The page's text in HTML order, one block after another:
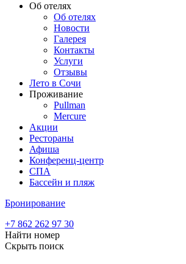
Об отелях
Об отелях
Новости
Галерея
Контакты
Услуги
Отзывы
Лето в Сочи
Проживание
Pullman
Mercure
Акции
Рестораны
Афиша
Конференц-центр
СПА
Бассейн и пляж
Бронирование
+7 862 262 97 30
Найти номер
Скрыть поиск